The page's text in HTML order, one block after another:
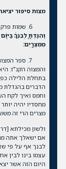
מצות סיפור
שמות
וְהִגַּדְתָּ֣ לְבִנְךָ֔
מִמִּצְרָֽיִם:
ספר
והמצוה הקנ"ז:
בתחלת הלילה
הדברים בהגדלת
וחמס ואיך לקח
מחסדיו יהיה
מצרים הרי זה
ולשון מכילתא
אם ישאלך אתה
לבנך אף על פי
עצמו בינו לבין
היום הזה אשר